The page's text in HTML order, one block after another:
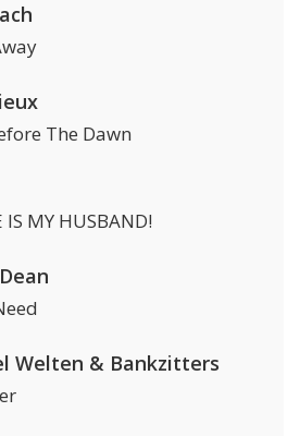
The Dawn
IS MY HUSBAND!
Welten & Bankzitters